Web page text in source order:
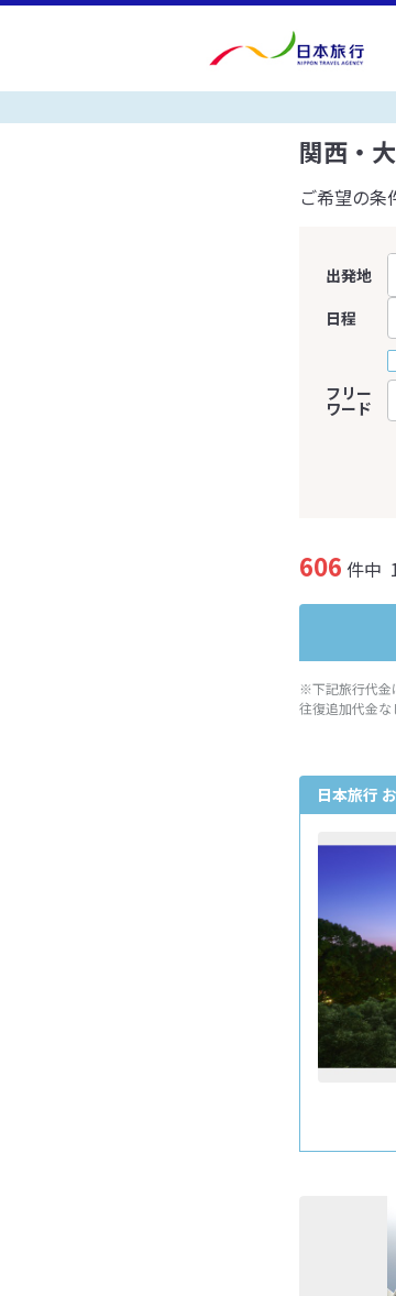
関西・
ご希望の条
出発地
日程
フリー
ワード
606 件中
※下記旅行代金
往復追加代金
日本旅行